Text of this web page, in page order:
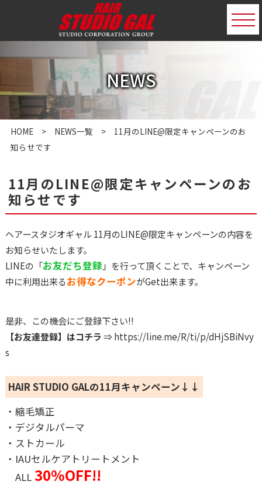
NEWS
HOME> NEWS一覧 > 11月のLINE@限定キャンペーンのお
知らせです
11月のLINE@限定キャンペーンのお
知らせです
ヘアースタジオギャル 11月のLINE@限定キャンペーンの内容を
お知らせいたします。
LINEの「お友だち登録 」を行って頂くことで、キャンペーン
中に利用出来るお得なクーポンがGet出来ます。
是非、この機会にご登録下さい!!
【お友達登録】はコチラ ⇒https://line.me/R/ti/p/dHjSBiNvy
s
HAIR STUDIO GALの11月キャンペーン↓↓
・縮毛矯正
・デジタルパーマ
・ストカール
・IAUセルケアトリートメント
ALL30%OFF!!